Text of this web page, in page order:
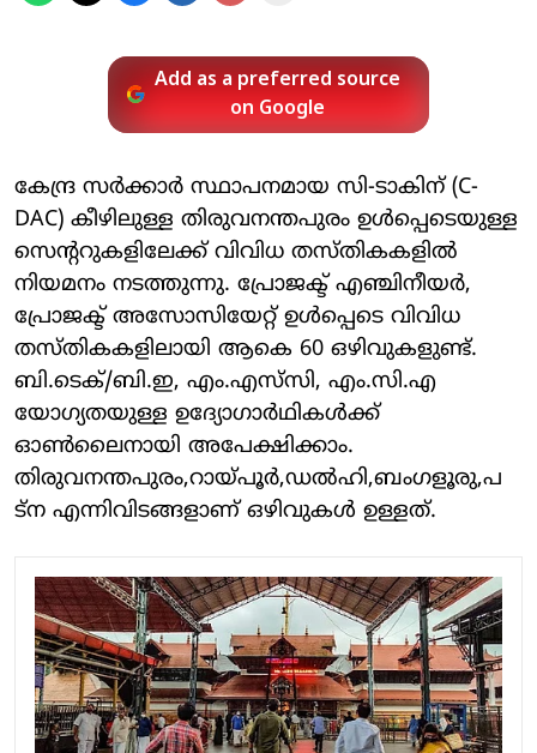
Add as a preferred source
on Google
കേന്ദ്ര സർക്കാർ സ്ഥാപനമായ സി-ടാകിന് (C-
DAC) കീഴിലുള്ള തിരുവനന്തപുരം ഉൾപ്പെടെയുള്ള
സെന്ററുകളിലേക്ക് വിവിധ തസ്തികകളിൽ
നിയമനം നടത്തുന്നു. പ്രോജക്ട് എഞ്ചിനീയർ,
പ്രോജക്ട് അസോസിയേറ്റ് ഉൾപ്പെടെ വിവിധ
തസ്തികകളിലായി ആകെ 60 ഒഴിവുകളുണ്ട്.
ബി.ടെക്/ബി.ഇ, എം.എസ്‌സി, എം.സി.എ
യോഗ്യതയുള്ള ഉദ്യോഗാർഥികൾക്ക്
ഓൺലൈനായി അപേക്ഷിക്കാം.
തിരുവനന്തപുരം,റായ്പൂർ,ഡൽഹി,ബംഗളൂരു,പ
ട്ന എന്നിവിടങ്ങളാണ് ഒഴിവുകൾ ഉള്ളത്.